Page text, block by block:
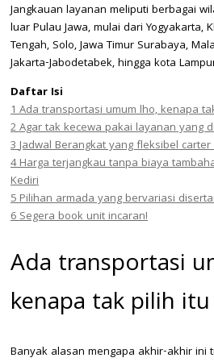
Jangkauan layanan meliputi berbagai
luar Pulau Jawa, mulai dari Yogyakarta,
Tengah, Solo, Jawa Timur Surabaya,
Jakarta-Jabodetabek, hingga kota
Daftar Isi
1Ada transportasi umum lho, kenapa
2Agar tak kecewa pakai layanan yang
3Jadwal Berangkat yang fleksibel
4Harga terjangkau tanpa biaya
Kediri
5Pilihan armada yang bervariasi
6Segera book unit incaran!
Ada transportasi
kenapa tak pilih itu
Banyak alasan mengapa akhir-akhir ini